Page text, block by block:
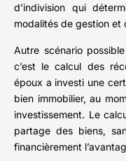
d’indivision qui
modalités de gestion et
Autre scénario
c’est le calcul des
époux a investi une
bien immobilier, au
investissement. Le
partage des biens,
financièrement